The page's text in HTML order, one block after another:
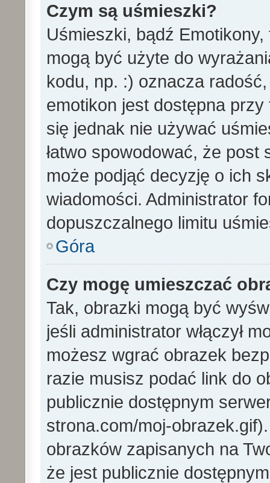
Czym są uśmieszki?
Uśmieszki, bądź
mogą być użyte do
kodu, np. :) oznacza
emotikon jest dostępna
się jednak nie używać
łatwo spowodować, że
może podjąć decyzję o ich
wiadomości. Administrator
dopuszczalnego limitu
Góra
Czy mogę umieszczać
Tak, obrazki mogą być
jeśli administrator włączył
możesz wgrać obrazek
razie musisz podać link do
publicznie dostępnym
strona.com/moj-
obrazków zapisanych na
że jest publicznie